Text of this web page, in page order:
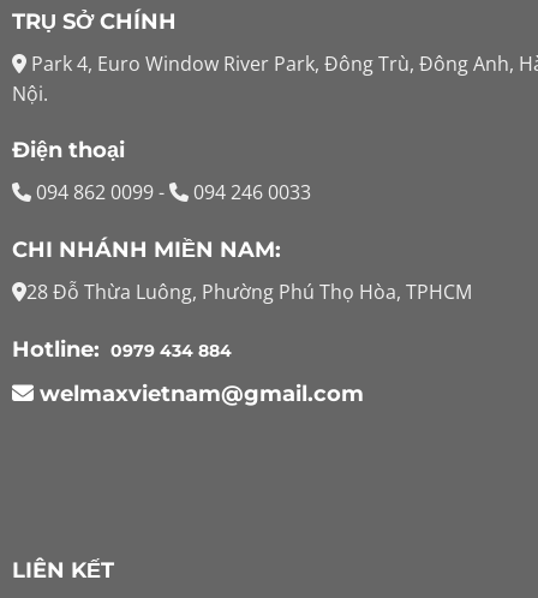
TRỤ SỞ CHÍNH
Park 4, Euro Window River Park, Đông Trù, Đông Anh,
Nội.
Điện thoại
094 862 0099- 094 246 0033
CHI NHÁNH MIỀN NAM:
28 Đỗ Thừa Luông, Phường Phú Thọ Hòa, TPHCM
Hotline: 0979 434 884
welmaxvietnam@gmail.com
LIÊN KẾT